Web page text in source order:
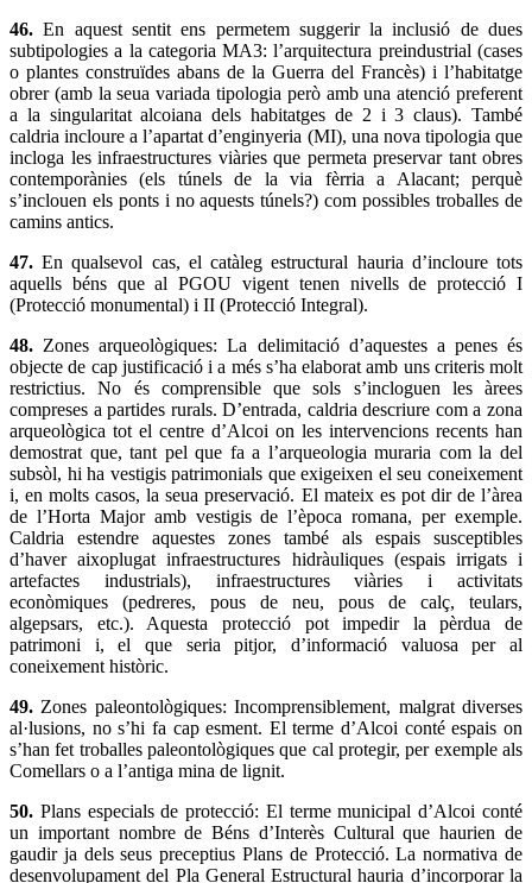
46. En aquest sentit ens permetem suggerir la inclusió de dues
subtipologies a la categoria MA3: l’arquitectura preindustrial (cases
o plantes construïdes abans de la Guerra del Francès) i l’habitatge
obrer (amb la seua variada tipologia però amb una atenció preferent
a la singularitat alcoiana dels habitatges de 2 i 3 claus). També
caldria incloure a l’apartat d’enginyeria (MI), una nova tipologia que
incloga les infraestructures viàries que permeta preservar tant obres
contemporànies (els túnels de la via fèrria a Alacant; perquè
s’inclouen els ponts i no aquests túnels?) com possibles troballes de
camins antics.
47. En qualsevol cas, el catàleg estructural hauria d’incloure tots
aquells béns que al PGOU vigent tenen nivells de protecció I
(Protecció monumental) i II (Protecció Integral).
48. Zones arqueològiques: La delimitació d’aquestes a penes és
objecte de cap justificació i a més s’ha elaborat amb uns criteris molt
restrictius. No és comprensible que sols s’incloguen les àrees
compreses a partides rurals. D’entrada, caldria descriure com a zona
arqueològica tot el centre d’Alcoi on les intervencions recents han
demostrat que, tant pel que fa a l’arqueologia muraria com la del
subsòl, hi ha vestigis patrimonials que exigeixen el seu coneixement
i, en molts casos, la seua preservació. El mateix es pot dir de l’àrea
de l’Horta Major amb vestigis de l’època romana, per exemple.
Caldria estendre aquestes zones també als espais susceptibles
d’haver aixoplugat infraestructures hidràuliques (espais irrigats i
artefactes industrials), infraestructures viàries i activitats
econòmiques (pedreres, pous de neu, pous de calç, teulars,
algepsars, etc.). Aquesta protecció pot impedir la pèrdua de
patrimoni i, el que seria pitjor, d’informació valuosa per al
coneixement històric.
49. Zones paleontològiques: Incomprensiblement, malgrat diverses
al·lusions, no s’hi fa cap esment. El terme d’Alcoi conté espais on
s’han fet troballes paleontològiques que cal protegir, per exemple als
Comellars o a l’antiga mina de lignit.
50. Plans especials de protecció: El terme municipal d’Alcoi conté
un important nombre de Béns d’Interès Cultural que haurien de
gaudir ja dels seus preceptius Plans de Protecció. La normativa de
desenvolupament del Pla General Estructural hauria d’incorporar la